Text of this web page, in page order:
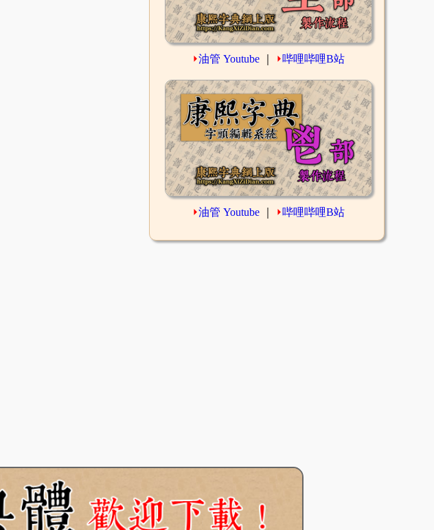
⏵油管 Youtube ⏵哔哩哔哩B站
⏵油管 Youtube ⏵哔哩哔哩B站